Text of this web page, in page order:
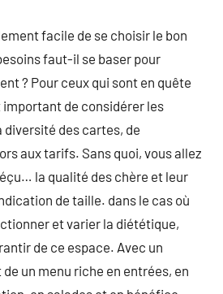
facile de se choisir le bon
faut-il se baser pour
? Pour ceux qui sont en quête
important de considérer les
des cartes, de
aux tarifs. Sans quoi, vous allez
la qualité des chère et leur
de taille. dans le cas où
et varier la diététique,
de ce espace. Avec un
un menu riche en entrées, en